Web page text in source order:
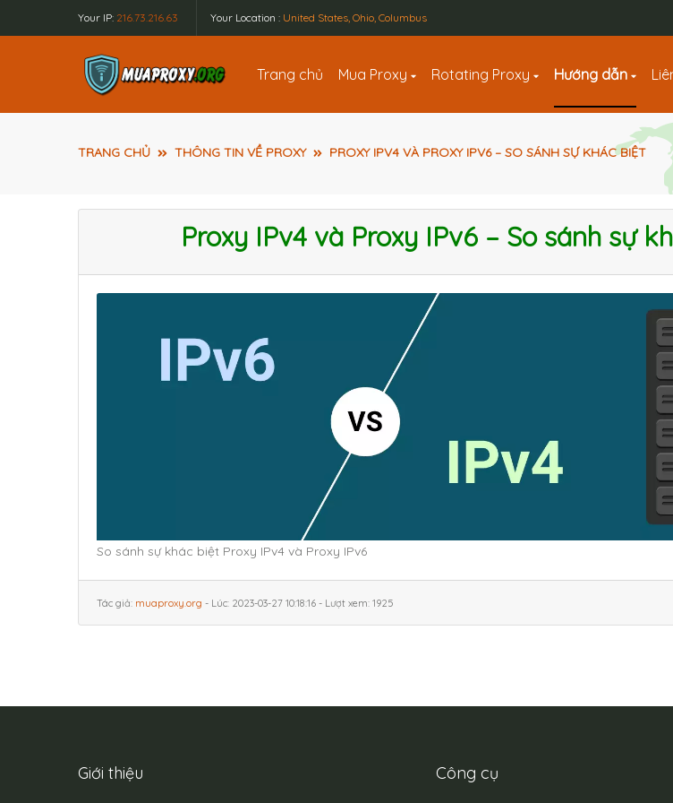
Your IP: 216.73.216.63 Your Location : United States, Ohio, Columbus
Trang chủ Mua Proxy Rotating Proxy Hướng dẫn
TRANG CHỦ THÔNG TIN VỀ PROXY PROXY IPV4 VÀ PROXY IPV6 – SO SÁNH SỰ KHÁC BIỆT
Proxy IPv4 và Proxy IPv6 – So sánh sự
So sánh sự khác biệt Proxy IPv4 và Proxy IPv6
Tác giả: muaproxy.org - Lúc: 2023-03-27 10:18:16 - Lượt xem: 1925
Giới thiệu Công cụ